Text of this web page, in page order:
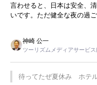
言わせると、日本は安全、
いです。ただ健全な夜の過
ような意味で、金曜夜にこ
限らず外国人にとっても楽
神崎 公一
ツーリズムメディアサービ
待ってたぜ夏休み ホテ